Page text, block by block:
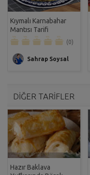
Kıymalı Karnabahar
Mantısı Tarifi
(0)
Sahrap Soysal
DİĞER TARİFLER
Hazır Baklava